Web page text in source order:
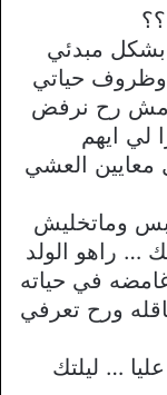
بشكل مبدئي
حياتي
رح نرفض
ايهم
معايين العشي
وماتخليش
… راهو الولد
في حياته
ورح تعرفي
… ليلتك